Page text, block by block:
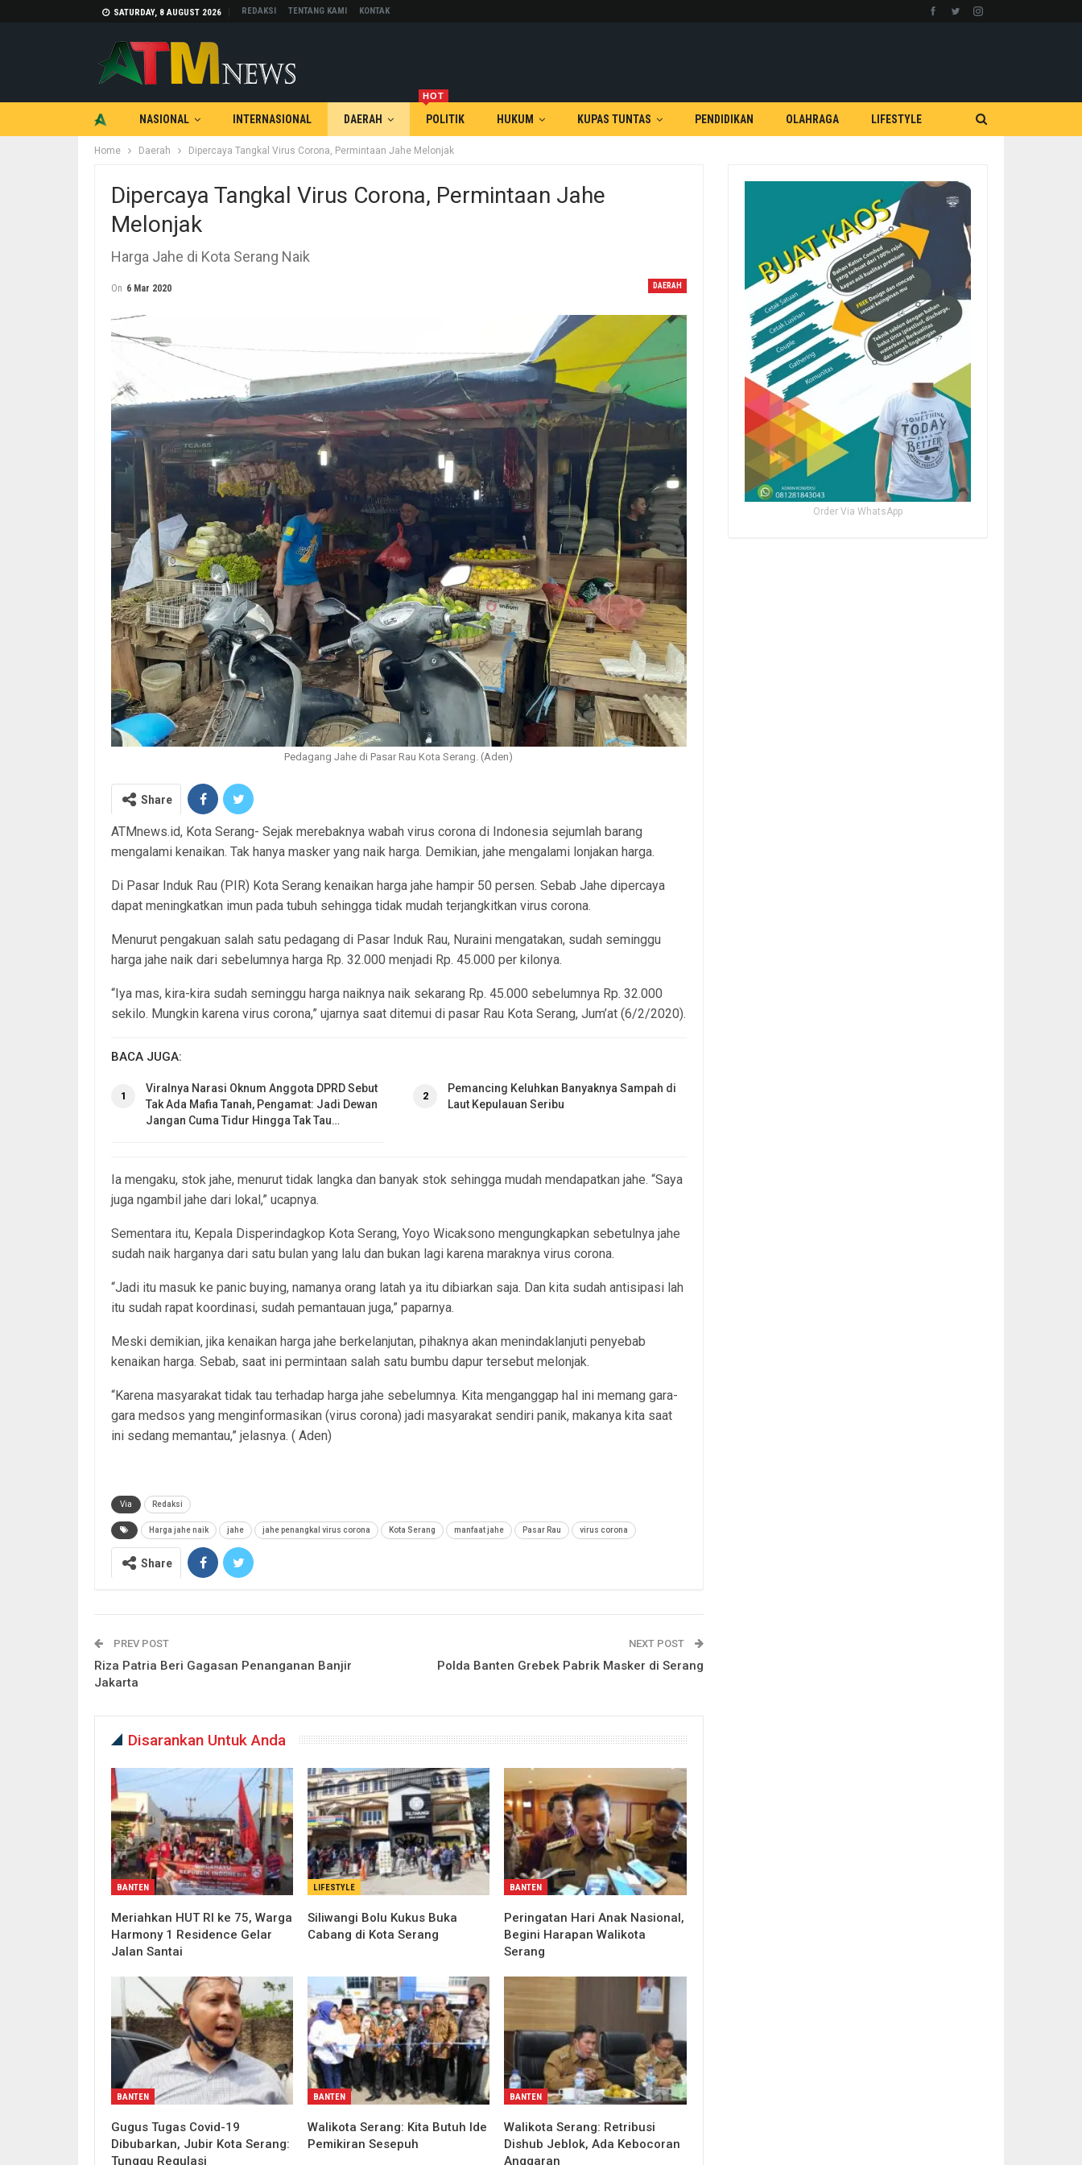
SATURDAY, 8 AUGUST 2026 REDAKSI TENTANG KAMI KONTAK
NASIONAL INTERNASIONAL DAERAH POLITIK
HOT
HUKUM KUPAS TUNTAS PENDIDIKAN OLAHRAGA LIFESTYLE
TEKNOLOGI OTOMOTIF
Home Daerah Dipercaya Tangkal Virus Corona, Permintaan Jahe Melonjak
Dipercaya Tangkal Virus Corona, Permintaan Jahe
Melonjak
Harga Jahe di Kota Serang Naik
DAERAH
On 6 Mar 2020
Pedagang Jahe di Pasar Rau Kota Serang. (Aden)
Share
ATMnews.id, Kota Serang- Sejak merebaknya wabah virus corona di Indonesia sejumlah barang
mengalami kenaikan. Tak hanya masker yang naik harga. Demikian, jahe mengalami lonjakan harga.
Di Pasar Induk Rau (PIR) Kota Serang kenaikan harga jahe hampir 50 persen. Sebab Jahe dipercaya
dapat meningkatkan imun pada tubuh sehingga tidak mudah terjangkitkan virus corona.
Menurut pengakuan salah satu pedagang di Pasar Induk Rau, Nuraini mengatakan, sudah seminggu
harga jahe naik dari sebelumnya harga Rp. 32.000 menjadi Rp. 45.000 per kilonya.
“Iya mas, kira-kira sudah seminggu harga naiknya naik sekarang Rp. 45.000 sebelumnya Rp. 32.000
sekilo. Mungkin karena virus corona,” ujarnya saat ditemui di pasar Rau Kota Serang, Jum’at (6/2/2020).
BACA JUGA:
1
Viralnya Narasi Oknum Anggota DPRD Sebut
Tak Ada Mafia Tanah, Pengamat: Jadi Dewan
Jangan Cuma Tidur Hingga Tak Tau…
2
Pemancing Keluhkan Banyaknya Sampah di
Laut Kepulauan Seribu
Ia mengaku, stok jahe, menurut tidak langka dan banyak stok sehingga mudah mendapatkan jahe. “Saya
juga ngambil jahe dari lokal,” ucapnya.
Sementara itu, Kepala Disperindagkop Kota Serang, Yoyo Wicaksono mengungkapkan sebetulnya jahe
sudah naik harganya dari satu bulan yang lalu dan bukan lagi karena maraknya virus corona.
“Jadi itu masuk ke panic buying, namanya orang latah ya itu dibiarkan saja. Dan kita sudah antisipasi lah
itu sudah rapat koordinasi, sudah pemantauan juga,” paparnya.
Meski demikian, jika kenaikan harga jahe berkelanjutan, pihaknya akan menindaklanjuti penyebab
kenaikan harga. Sebab, saat ini permintaan salah satu bumbu dapur tersebut melonjak.
“Karena masyarakat tidak tau terhadap harga jahe sebelumnya. Kita menganggap hal ini memang gara-
gara medsos yang menginformasikan (virus corona) jadi masyarakat sendiri panik, makanya kita saat
ini sedang memantau,” jelasnya. ( Aden)
Via Redaksi
Harga jahe naik jahe jahe penangkal virus corona Kota Serang manfaat jahe Pasar Rau virus corona
Share
PREV POST
Riza Patria Beri Gagasan Penanganan Banjir
Jakarta
NEXT POST
Polda Banten Grebek Pabrik Masker di Serang
Disarankan Untuk Anda
BANTEN
Meriahkan HUT RI ke 75, Warga
Harmony 1 Residence Gelar
Jalan Santai
LIFESTYLE
Siliwangi Bolu Kukus Buka
Cabang di Kota Serang
BANTEN
Peringatan Hari Anak Nasional,
Begini Harapan Walikota
Serang
BANTEN
Gugus Tugas Covid-19
Dibubarkan, Jubir Kota Serang:
Tunggu Regulasi
BANTEN
Walikota Serang: Kita Butuh Ide
Pemikiran Sesepuh
BANTEN
Walikota Serang: Retribusi
Dishub Jeblok, Ada Kebocoran
Anggaran
Order Via WhatsApp